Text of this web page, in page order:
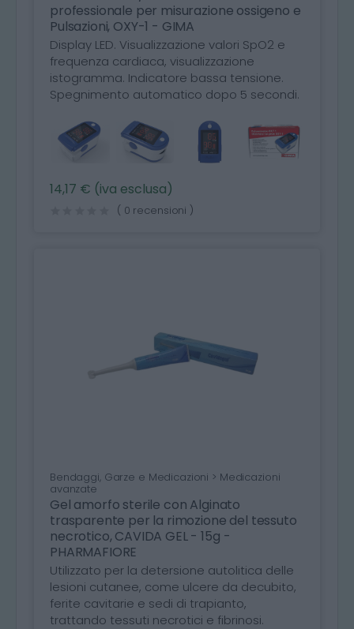
professionale per misurazione ossigeno e
Pulsazioni, OXY-1 - GIMA
Display LED. Visualizzazione valori SpO2 e
frequenza cardiaca, visualizzazione
istogramma. Indicatore bassa tensione.
Spegnimento automatico dopo 5 secondi.
14,17 € (iva esclusa)
( 0 recensioni )
Bendaggi, Garze e Medicazioni > Medicazioni
avanzate
Gel amorfo sterile con Alginato
trasparente per la rimozione del tessuto
necrotico, CAVIDA GEL - 15g -
PHARMAFIORE
Utilizzato per la detersione autolitica delle
lesioni cutanee, come ulcere da decubito,
ferite cavitarie e sedi di trapianto,
trattando tessuti necrotici e fibrinosi.